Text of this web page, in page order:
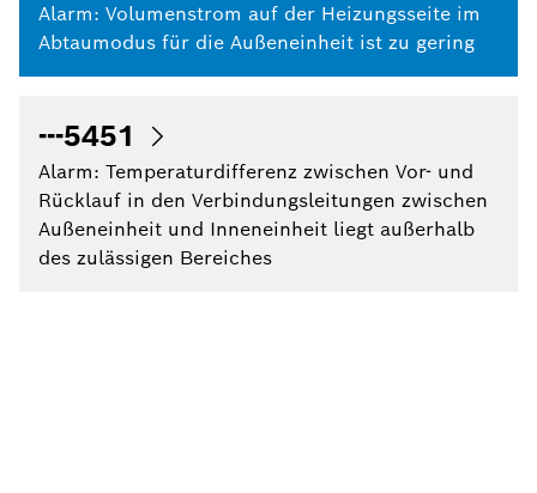
Alarm: Volumenstrom auf der Heizungsseite im
Abtaumodus für die Außeneinheit ist zu gering
---5451
Alarm: Temperaturdifferenz zwischen Vor- und
Rücklauf in den Verbindungsleitungen zwischen
Außeneinheit und Inneneinheit liegt außerhalb
des zulässigen Bereiches